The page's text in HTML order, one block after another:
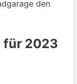
den
für 2023